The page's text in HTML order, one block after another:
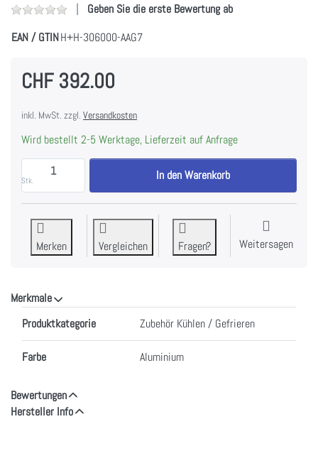
Geben Sie die erste Bewertung ab
EAN / GTINH+H-306000-AAG7
CHF 392.00
inkl. MwSt. zzgl. Versandkosten
Wird bestellt 2-5 Werktage, Lieferzeit auf Anfrage
Stk.
H+H 306000-AAG7 Einzeleinschub AluCool MEDI
In den Warenkorb
Merken Vergleichen Fragen? Weitersagen
Merkmale
Produktkategorie Zubehör Kühlen / Gefrieren
Farbe Aluminium
Bewertungen
Hersteller Info